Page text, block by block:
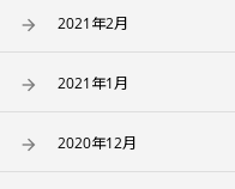
2021年2月
2021年1月
2020年12月